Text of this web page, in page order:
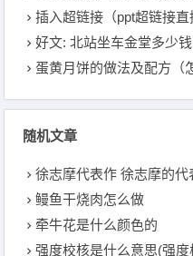
插入超链接（ppt超链接直
好文: 北站坐车金堂多少钱
蛋黄月饼的做法及配方（
随机文章
徐志摩代表作 徐志摩的代
鳗鱼干烧肉怎么做
牵牛花是什么颜色的
强度校核是什么意思(强